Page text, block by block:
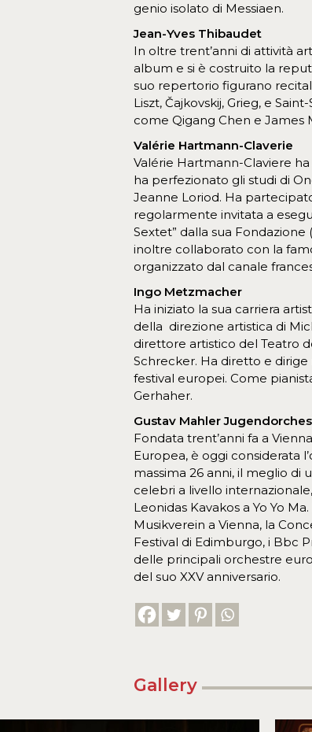
genio isolato di Messiaen.
Jean-Yves Thibaudet
In oltre trent’anni di attività
album e si è costruito la
suo repertorio figurano
Liszt, Čajkovskij, Grieg, e
come Qigang Chen e James
Valérie Hartmann-Claverie
Valérie Hartmann-Claviere
ha perfezionato gli studi di
Jeanne Loriod. Ha
regolarmente invitata a
Sextet” dalla sua Fondazione
inoltre collaborato con la
organizzato dal canale
Ingo Metzmacher
Ha iniziato la sua carriera
della direzione artistica di
direttore artistico del Teatro
Schrecker. Ha diretto e
festival europei. Come
Gerhaher.
Gustav Mahler
Fondata trent’anni fa a
Europea, è oggi considerata
massima 26 anni, il meglio di
celebri a livello
Leonidas Kavakos a Yo Yo
Musikverein a Vienna, la
Festival di Edimburgo, i Bbc
delle principali orchestre
del suo XXV anniversario.
Gallery